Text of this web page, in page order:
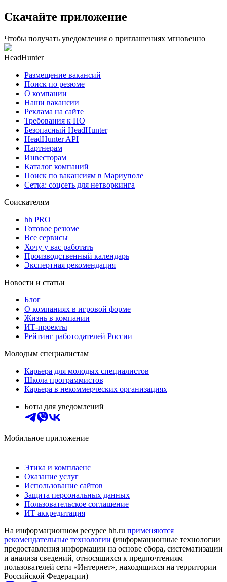
Скачайте приложение
Чтобы получать уведомления о приглашениях мгновенно
HeadHunter
Размещение вакансий
Поиск по резюме
О компании
Наши вакансии
Реклама на сайте
Требования к ПО
Безопасный HeadHunter
HeadHunter API
Партнерам
Инвесторам
Каталог компаний
Поиск по вакансиям в Мариуполе
Сетка: соцсеть для нетворкинга
Соискателям
hh PRO
Готовое резюме
Все сервисы
Хочу у вас работать
Производственный календарь
Экспертная рекомендация
Новости и статьи
Блог
О компаниях в игровой форме
Жизнь в компании
ИТ-проекты
Рейтинг работодателей России
Молодым специалистам
Карьера для молодых специалистов
Школа программистов
Карьера в некоммерческих организациях
Боты для уведомлений
Мобильное приложение
Этика и комплаенс
Оказание услуг
Использование сайтов
Защита персональных данных
Пользовательское соглашение
ИТ аккредитация
На информационном ресурсе hh.ru применяются
рекомендательные технологии (информационные технологии
предоставления информации на основе сбора, систематизации
и анализа сведений, относящихся к предпочтениям
пользователей сети «Интернет», находящихся на территории
Российской Федерации)